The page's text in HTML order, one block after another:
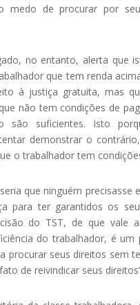
medo de procurar por
no entanto, alerta que
que tem renda
à justiça gratuita, mas
não tem condições de
são suficientes. Isto
demonstrar o
o trabalhador tem
que ninguém precisasse
para ter garantidos os
do TST, de que vale
do trabalhador, é um
procurar seus direitos sem
de reivindicar seus